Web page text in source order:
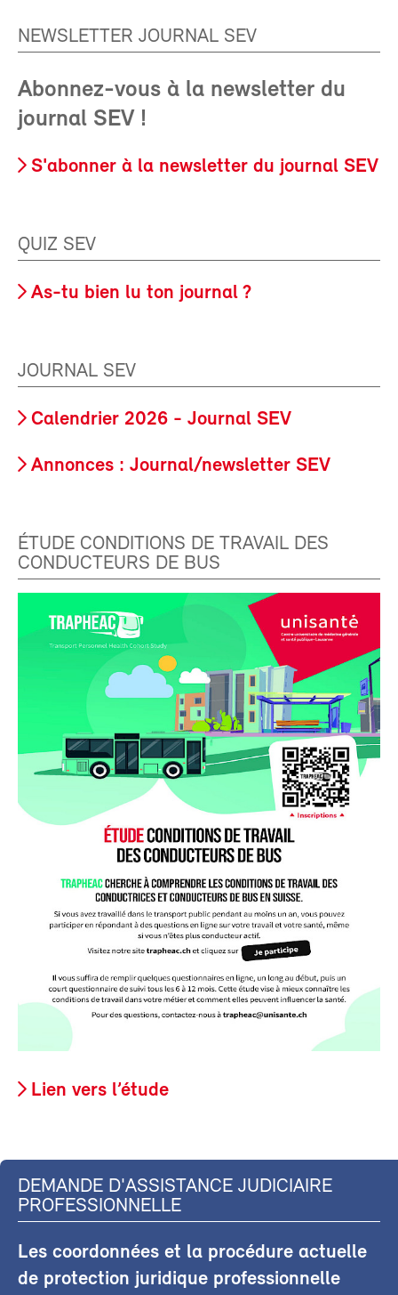
NEWSLETTER JOURNAL SEV
Abonnez-vous à la newsletter du
journal SEV !
S'abonner à la newsletter du journal SEV
QUIZ SEV
As-tu bien lu ton journal ?
JOURNAL SEV
Calendrier 2026 - Journal SEV
Annonces : Journal/newsletter SEV
ÉTUDE CONDITIONS DE TRAVAIL DES
CONDUCTEURS DE BUS
Lien vers l’étude
DEMANDE D'ASSISTANCE JUDICIAIRE
PROFESSIONNELLE
Les coordonnées et la procédure actuelle
de protection juridique professionnelle